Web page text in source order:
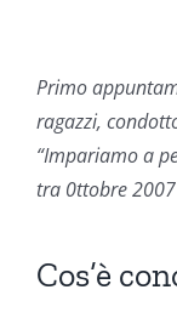
Primo
ragazzi,
“Impariamo a
tra 0ttobre
Cos’è